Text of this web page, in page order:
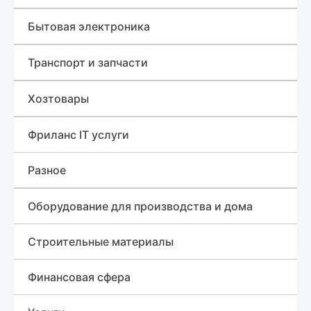
Гаражи и машиноместа
Одежда, обувь и аксессуары
Резюме
Продукты
Инструменты
Стройматериалы
Для дома
Бытовая электроника
Планшеты и электронные книги
Игровые приставки и аксессуары
Телефоны
Рации
Ноутбуки
Транспорт и запчасти
Лесовоз (сортиментовоз)
Грузовики
Навесное оборудование
Трактор
Бульдозеры
Сельхозтехника
Хозтовары
Изделия из пластмассы, Мультипласт
Фриланс IT услуги
Разное
Знакомства
Различные услуги
Оборудование для производства и дома
Строительные материалы
Финансовая сфера